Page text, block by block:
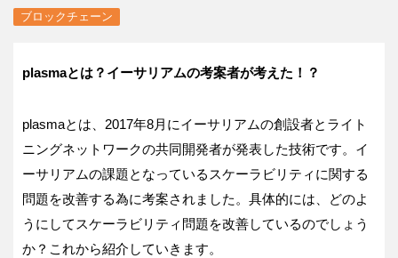
ブロックチェーン
plasmaとは？イーサリアムの考案者が考えた！？
plasmaとは、2017年8月にイーサリアムの創設者とライト
ニングネットワークの共同開発者が発表した技術です。イ
ーサリアムの課題となっているスケーラビリティに関する
問題を改善する為に考案されました。具体的には、どのよ
うにしてスケーラビリティ問題を改善しているのでしょう
か？これから紹介していきます。